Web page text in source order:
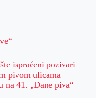
ispraćeni pozivari
pivom ulicama
na 41. „Dane piva“